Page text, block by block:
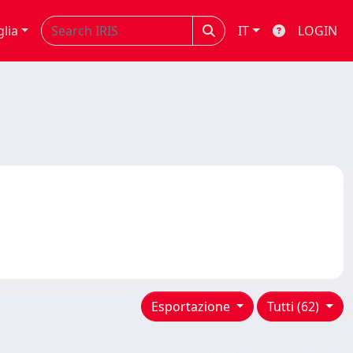
IT LOGIN
Tutti (62)
Esportazione